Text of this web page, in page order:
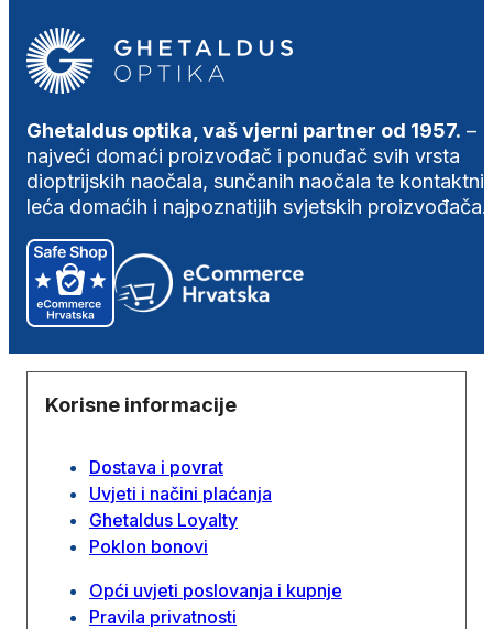
Ghetaldus optika, vaš vjerni partner od 1957. –
najveći domaći proizvođač i ponuđač svih vrsta
dioptrijskih naočala, sunčanih naočala te
leća domaćih i najpoznatijih svjetskih proizvođača.
Korisne informacije
Dostava i povrat
Uvjeti i načini plaćanja
Ghetaldus Loyalty
Poklon bonovi
Opći uvjeti poslovanja i kupnje
Pravila privatnosti